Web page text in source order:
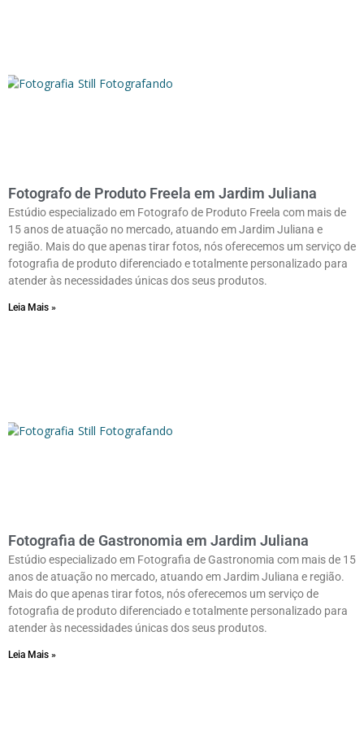
Fotografo de Produto Freela em Jardim Juliana
Estúdio especializado em Fotografo de Produto Freela com mais de
15 anos de atuação no mercado, atuando em Jardim Juliana e
região. Mais do que apenas tirar fotos, nós oferecemos um serviço de
fotografia de produto diferenciado e totalmente personalizado para
atender às necessidades únicas dos seus produtos.
Leia Mais »
Fotografia de Gastronomia em Jardim Juliana
Estúdio especializado em Fotografia de Gastronomia com mais de 15
anos de atuação no mercado, atuando em Jardim Juliana e região.
Mais do que apenas tirar fotos, nós oferecemos um serviço de
fotografia de produto diferenciado e totalmente personalizado para
atender às necessidades únicas dos seus produtos.
Leia Mais »